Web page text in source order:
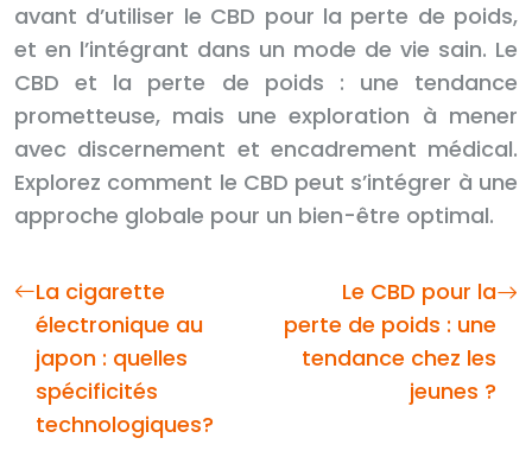
avant d’utiliser le CBD pour la perte de poids,
et en l’intégrant dans un mode de vie sain. Le
CBD et la perte de poids : une tendance
prometteuse, mais une exploration à mener
avec discernement et encadrement médical.
Explorez comment le CBD peut s’intégrer à une
approche globale pour un bien-être optimal.
La cigarette
électronique au
japon : quelles
spécificités
technologiques?
Le CBD pour la
perte de poids : une
tendance chez les
jeunes ?